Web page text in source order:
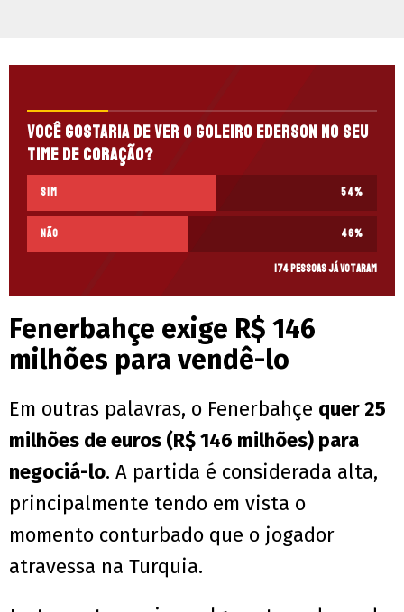
Você gostaria de ver o goleiro Ederson no seu
time de coração?
Sim 54%
Não 46%
174 pessoas já votaram
Fenerbahçe exige R$ 146
milhões para vendê-lo
Em outras palavras, o Fenerbahçe quer 25
milhões de euros (R$ 146 milhões) para
negociá-lo. A partida é considerada alta,
principalmente tendo em vista o
momento conturbado que o jogador
atravessa na Turquia.